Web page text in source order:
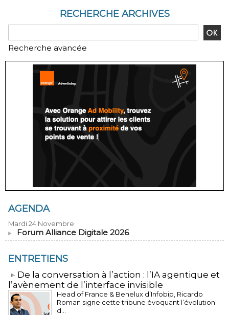
RECHERCHE ARCHIVES
Recherche avancée
AGENDA
Mardi 24 Novembre
Forum Alliance Digitale 2026
ENTRETIENS
​De la conversation à l’action : l’IA agentique et
l’avènement de l’interface invisible
Head of France & Benelux d’Infobip, Ricardo
Roman signe cette tribune évoquant l’évolution
d...